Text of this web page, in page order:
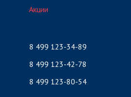
Акции
8 499 123-34-89
8 499 123-42-78
8 499 123-80-54